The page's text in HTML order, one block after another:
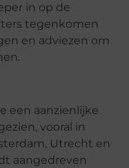
in op de
tegenkomen
en adviezen om
een aanzienlijke
vooral in
Utrecht en
aangedreven